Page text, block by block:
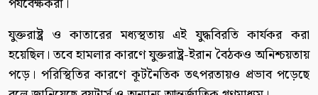
যুক্তরাষ্ট্র ও কাতারের মধ্যস্থতায় এই যুদ্ধবিরতি কার্যকর করা
হয়েছিল। তবে হামলার কারণে যুক্তরাষ্ট্র-ইরান বৈঠকও অনিশ্চয়তায়
পড়ে। পরিস্থিতির কারণে কূটনৈতিক তৎপরতায়ও প্রভাব পড়েছে